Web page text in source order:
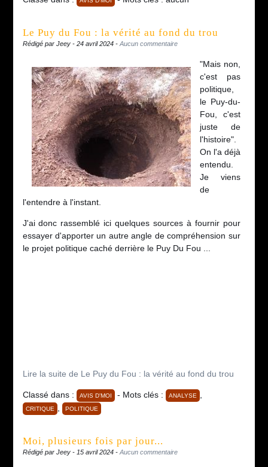
Le Puy du Fou : la vérité au fond du trou
Rédigé par Jeey - 24 avril 2024 - Aucun commentaire
"Mais non,
c'est pas
politique,
le Puy-du-
Fou, c'est
juste de
l'histoire".
On l'a déjà
entendu.
Je viens
de
l'entendre à l'instant.
J'ai donc rassemblé ici quelques sources à fournir pour
essayer d'apporter un autre angle de compréhension sur
le projet politique caché derrière le Puy Du Fou ...
Lire la suite de Le Puy du Fou : la vérité au fond du trou
Classé dans : AVIS D'MOI - Mots clés : ANALYSE ,
CRITIQUE , POLITIQUE
Moi, plusieurs fois par jour...
Rédigé par Jeey - 15 avril 2024 - Aucun commentaire